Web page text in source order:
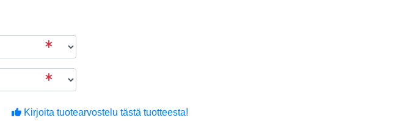
Kirjoita tuotearvostelu tästä tuotteesta!